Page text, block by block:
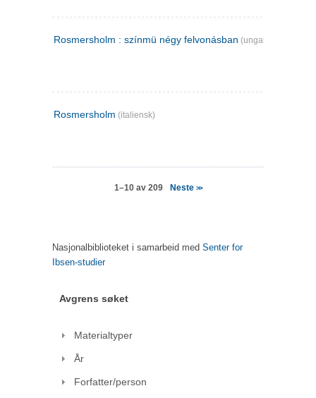
Rosmersholm : színmü négy felvonásban (ungarsk)
Rosmersholm (italiensk)
1–10 av 209 Neste >>
Nasjonalbiblioteket i samarbeid med Senter for
Ibsen-studier
Avgrens søket
Materialtyper
År
Forfatter/person